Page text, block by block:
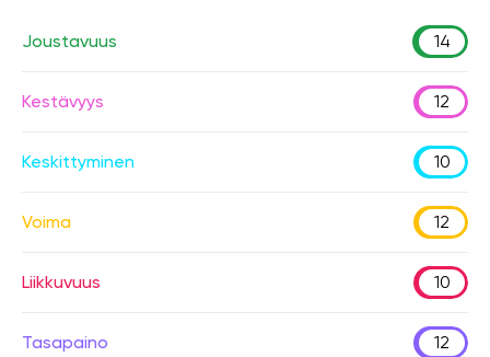
Joustavuus 14
Kestävyys 12
Keskittyminen 10
Voima 12
Liikkuvuus 10
Tasapaino 12